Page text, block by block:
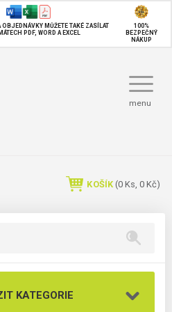
OBJEDNÁVKY MŮŽETE TAKÉ ZASÍLAT
PDF, WORD A EXCEL
100%
BEZPEČNÝ
NÁKUP
menu
KOŠÍK (0 Ks, 0 Kč)
KATEGORIE